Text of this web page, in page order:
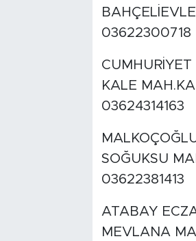
03622300718
KALE
03624314163
SOĞUKSU
03622381413
ATABAY
MEVLANA